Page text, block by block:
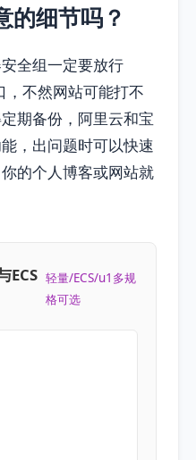
的细节吗？
全组一定要放行
不然网站可能打不
期备份，阿里云和宝
，出问题时可以快速
的个人博客或网站就
ECS 轻量/ECS/u1多规
格可选